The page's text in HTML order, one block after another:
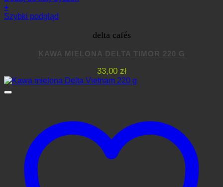
+
Szybki podgląd
delta cafés
KAWA MIELONA DELTA TIMOR 220 G
33,00 zł